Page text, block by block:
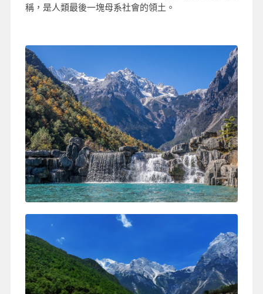
稱，是人類最後一塊母系社會的領土。